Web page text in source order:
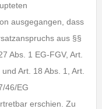
ausgegangen, dass
aus §§
Abs. 1 EG-FGV, Art.
Art. 18 Abs. 1, Art.
46/EG
erschien. Zu